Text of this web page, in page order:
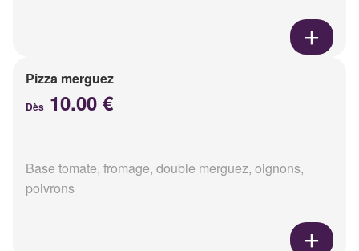
Pizza merguez
Dès 10.00 €
Base tomate, fromage, double merguez, oignons,
poivrons